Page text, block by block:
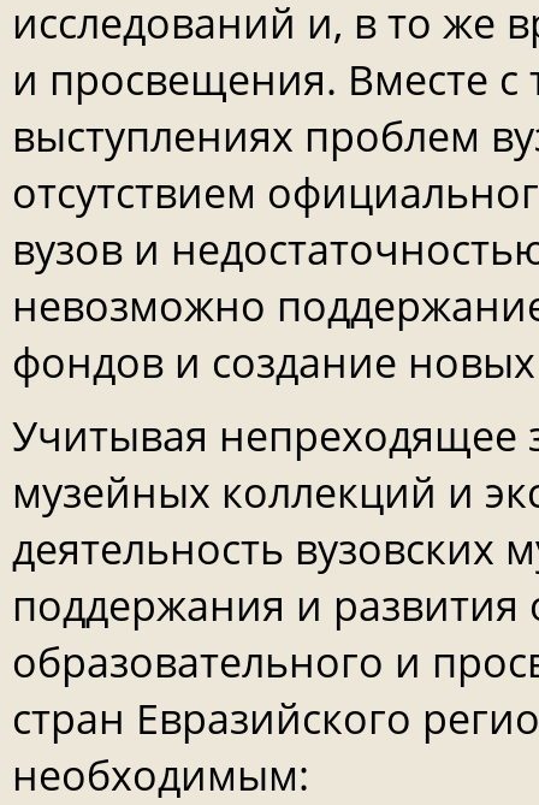
исследований и, в то же
и просвещения. Вместе
выступлениях проблем
отсутствием
вузов и
невозможно
фондов и создание
Учитывая непреходящее
музейных коллекций и
деятельность вузовских
поддержания и
образовательного и
стран Евразийского
необходимым: